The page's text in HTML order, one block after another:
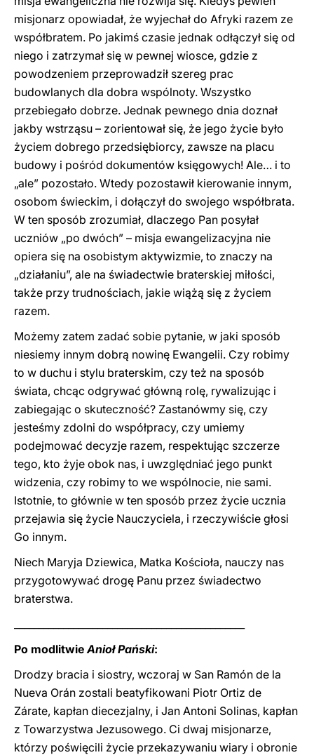
misjonarz opowiadał, że wyjechał do Afryki razem ze
współbratem. Po jakimś czasie jednak odłączył się od
niego i zatrzymał się w pewnej wiosce, gdzie z
powodzeniem przeprowadził szereg prac
budowlanych dla dobra wspólnoty. Wszystko
przebiegało dobrze. Jednak pewnego dnia doznał
jakby wstrząsu – zorientował się, że jego życie było
życiem dobrego przedsiębiorcy, zawsze na placu
budowy i pośród dokumentów księgowych! Ale… i to
„ale” pozostało. Wtedy pozostawił kierowanie innym,
osobom świeckim, i dołączył do swojego współbrata.
W ten sposób zrozumiał, dlaczego Pan posyłał
uczniów „po dwóch” – misja ewangelizacyjna nie
opiera się na osobistym aktywizmie, to znaczy na
„działaniu”, ale na świadectwie braterskiej miłości,
także przy trudnościach, jakie wiążą się z życiem
razem.
Możemy zatem zadać sobie pytanie, w jaki sposób
niesiemy innym dobrą nowinę Ewangelii. Czy robimy
to w duchu i stylu braterskim, czy też na sposób
świata, chcąc odgrywać główną rolę, rywalizując i
zabiegając o skuteczność? Zastanówmy się, czy
jesteśmy zdolni do współpracy, czy umiemy
podejmować decyzje razem, respektując szczerze
tego, kto żyje obok nas, i uwzględniać jego punkt
widzenia, czy robimy to we wspólnocie, nie sami.
Istotnie, to głównie w ten sposób przez życie ucznia
przejawia się życie Nauczyciela, i rzeczywiście głosi
Go innym.
Niech Maryja Dziewica, Matka Kościoła, nauczy nas
przygotowywać drogę Panu przez świadectwo
braterstwa.
Po modlitwieAnioł Pański:
Drodzy bracia i siostry, wczoraj w San Ramón de la
Nueva Orán zostali beatyfikowani Piotr Ortiz de
Zárate, kapłan diecezjalny, i Jan Antoni Solinas, kapłan
z Towarzystwa Jezusowego. Ci dwaj misjonarze,
którzy poświęcili życie przekazywaniu wiary i obronie